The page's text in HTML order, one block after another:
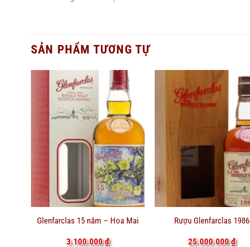
SẢN PHẨM TƯƠNG TỰ
Glenfarclas 15 năm – Hoa Mai
3.100.000₫
Rượu Glenfarclas 1986
25.000.000₫